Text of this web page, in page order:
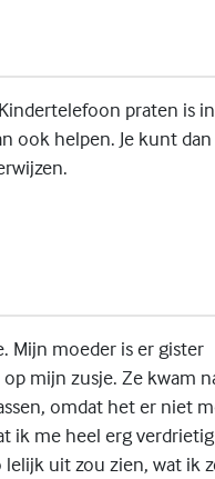
praten is
ook helpen. Je kunt
Mijn moeder is er gister
mijn zusje. Ze kwam
omdat het er niet
ik me heel erg
uit zou zien, wat ik